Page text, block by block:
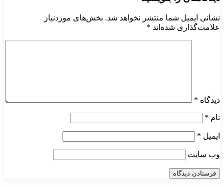
نشانی ایمیل شما منتشر نخواهد شد. بخش‌های موردنیاز
علامت‌گذاری شده‌اند *
دیدگاه *
نام *
ایمیل *
وب‌ سایت